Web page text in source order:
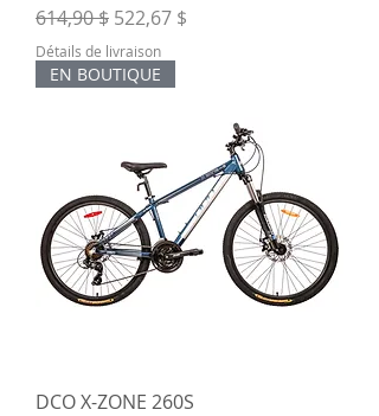
Prix original
614,90 $ Prix promotionnel
522,67 $
Détails de livraison
EN BOUTIQUE
DCO X-ZONE 260S